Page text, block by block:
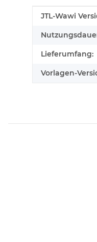
Wert
JTL-Wawi
Lieferumfang:
Vorlagen-